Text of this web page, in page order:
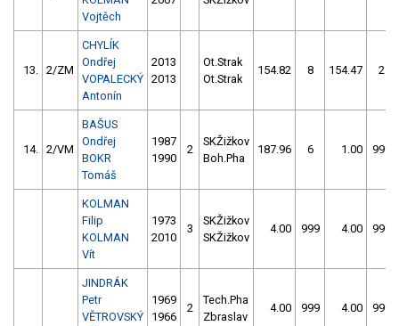
Vojtěch
13. 2/ZM
CHYLÍK
Ondřej
VOPALECKÝ
Antonín
2013
2013
Ot.Strak
Ot.Strak
154.82 8 154.47 2
14. 2/VM
BAŠUS
Ondřej
BOKR
Tomáš
1987
1990
2
SKŽižkov
Boh.Pha
187.96 6 1.00 999
KOLMAN
Filip
KOLMAN
Vít
1973
2010
3
SKŽižkov
SKŽižkov
4.00 999 4.00 999
JINDRÁK
Petr
VĚTROVSKÝ
1969
1966
2
Tech.Pha
Zbraslav
4.00 999 4.00 999